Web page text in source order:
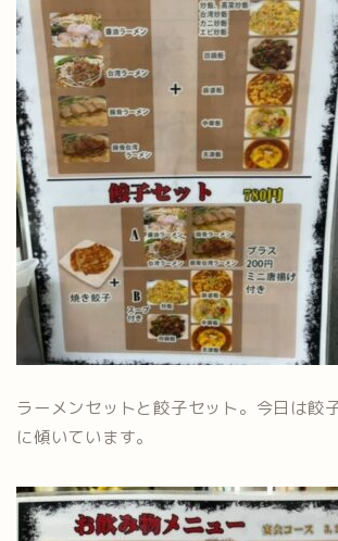
ラーメンセットと餃子セット。今日は餃
に傾いています。